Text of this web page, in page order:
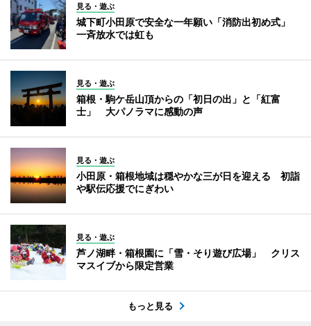
見る・遊ぶ
城下町小田原で安全な一年願い「消防出初め式」
一斉放水では虹も
見る・遊ぶ
箱根・駒ケ岳山頂からの「初日の出」と「紅富
士」 大パノラマに感動の声
見る・遊ぶ
小田原・箱根地域は穏やかな三が日を迎える 初詣
や駅伝応援でにぎわい
見る・遊ぶ
芦ノ湖畔・箱根園に「雪・そり遊び広場」 クリス
マスイブから限定営業
もっと見る